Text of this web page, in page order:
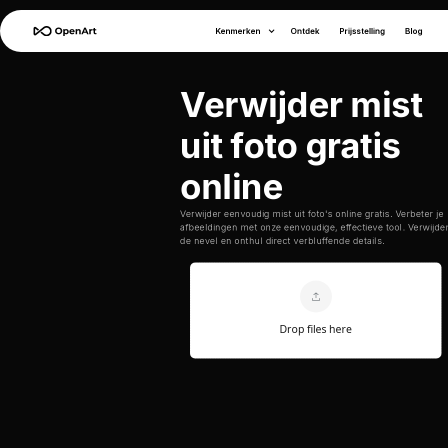
Verwijder mist
uit foto gratis
online
Verwijder eenvoudig mist uit foto's online gratis. Verbeter je
afbeeldingen met onze eenvoudige, effectieve tool.
de nevel en onthul direct verbluffende details.
Drop files here
Kenmerken Ontdek Prijsstelling Blog